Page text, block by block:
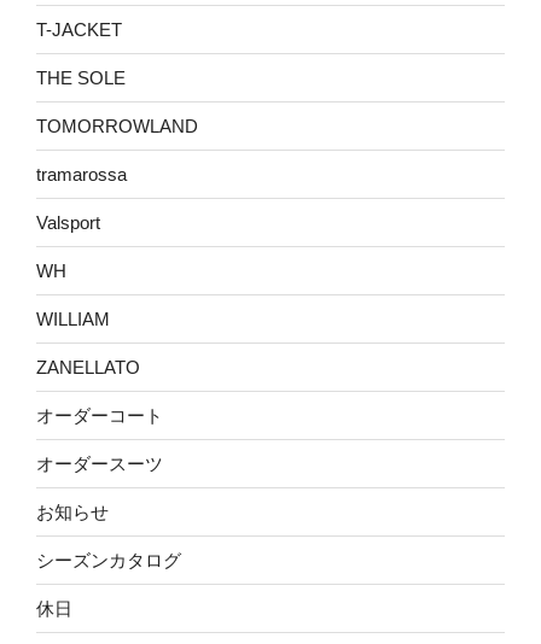
T-JACKET
THE SOLE
TOMORROWLAND
tramarossa
Valsport
WH
WILLIAM
ZANELLATO
オーダーコート
オーダースーツ
お知らせ
シーズンカタログ
休日